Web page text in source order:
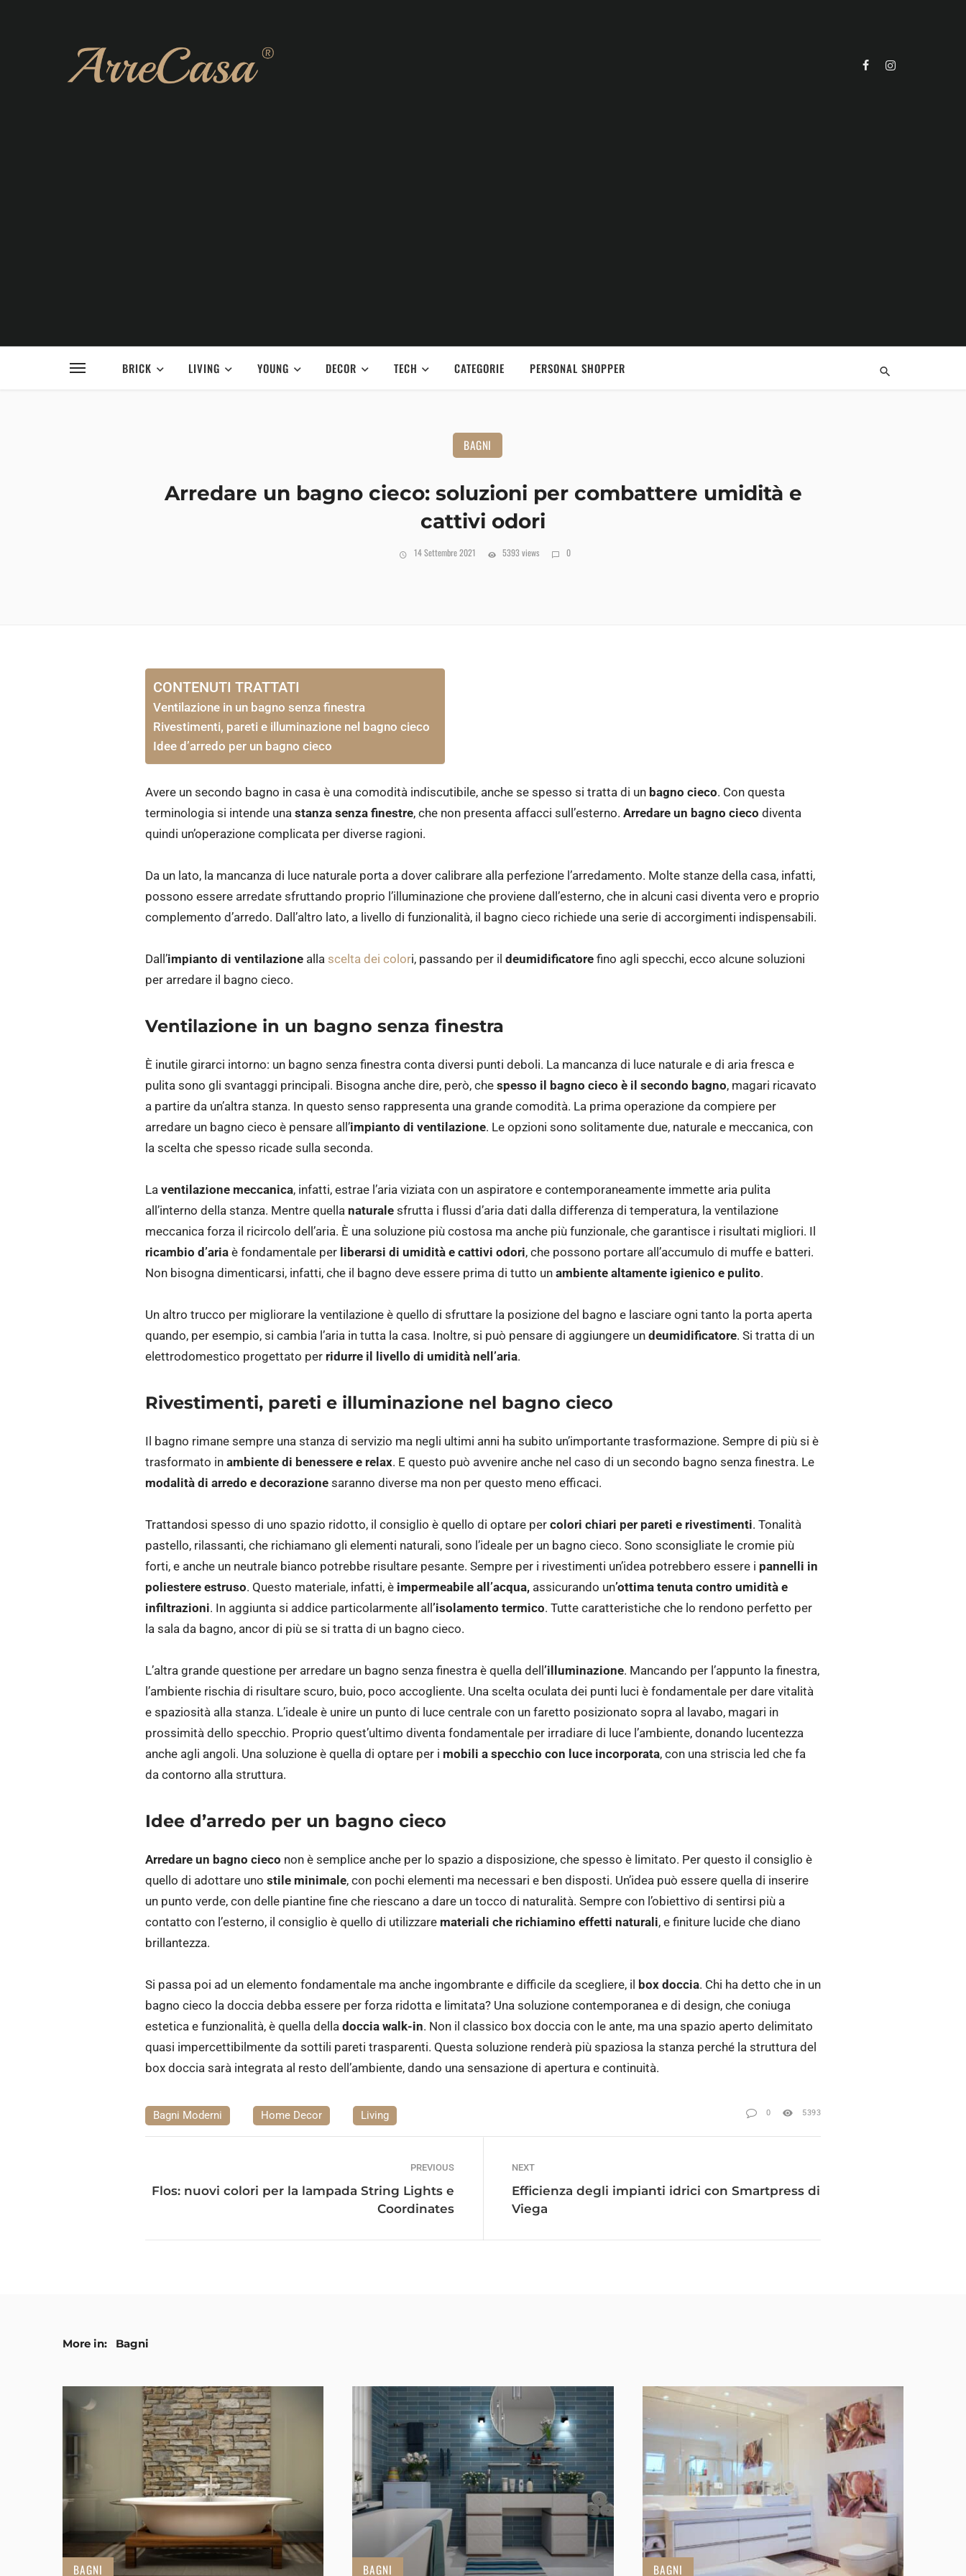
BRICK LIVING YOUNG DECOR TECH CATEGORIE PERSONAL SHOPPER
BAGNI
Arredare un bagno cieco: soluzioni per combattere umidità e
cattivi odori
14 Settembre 2021 5393 views 0
CONTENUTI TRATTATI
Ventilazione in un bagno senza finestra
Rivestimenti, pareti e illuminazione nel bagno cieco
Idee d’arredo per un bagno cieco
Avere un secondo bagno in casa è una comodità indiscutibile, anche se spesso si tratta di un bagno cieco. Con questa
terminologia si intende una stanza senza finestre, che non presenta affacci sull’esterno. Arredare un bagno cieco diventa
quindi un’operazione complicata per diverse ragioni.
Da un lato, la mancanza di luce naturale porta a dover calibrare alla perfezione l’arredamento. Molte stanze della casa, infatti,
possono essere arredate sfruttando proprio l’illuminazione che proviene dall’esterno, che in alcuni casi diventa vero e proprio
complemento d’arredo. Dall’altro lato, a livello di funzionalità, il bagno cieco richiede una serie di accorgimenti indispensabili.
Dall’impianto di ventilazione alla scelta dei colori, passando per il deumidificatore fino agli specchi, ecco alcune soluzioni
per arredare il bagno cieco.
Ventilazione in un bagno senza finestra
È inutile girarci intorno: un bagno senza finestra conta diversi punti deboli. La mancanza di luce naturale e di aria fresca e
pulita sono gli svantaggi principali. Bisogna anche dire, però, che spesso il bagno cieco è il secondo bagno, magari ricavato
a partire da un’altra stanza. In questo senso rappresenta una grande comodità. La prima operazione da compiere per
arredare un bagno cieco è pensare all’impianto di ventilazione. Le opzioni sono solitamente due, naturale e meccanica, con
la scelta che spesso ricade sulla seconda.
La ventilazione meccanica, infatti, estrae l’aria viziata con un aspiratore e contemporaneamente immette aria pulita
all’interno della stanza. Mentre quella naturale sfrutta i flussi d’aria dati dalla differenza di temperatura, la ventilazione
meccanica forza il ricircolo dell’aria. È una soluzione più costosa ma anche più funzionale, che garantisce i risultati migliori. Il
ricambio d’aria è fondamentale per liberarsi di umidità e cattivi odori, che possono portare all’accumulo di muffe e batteri.
Non bisogna dimenticarsi, infatti, che il bagno deve essere prima di tutto un ambiente altamente igienico e pulito.
Un altro trucco per migliorare la ventilazione è quello di sfruttare la posizione del bagno e lasciare ogni tanto la porta aperta
quando, per esempio, si cambia l’aria in tutta la casa. Inoltre, si può pensare di aggiungere un deumidificatore. Si tratta di un
elettrodomestico progettato per ridurre il livello di umidità nell’aria.
Rivestimenti, pareti e illuminazione nel bagno cieco
Il bagno rimane sempre una stanza di servizio ma negli ultimi anni ha subito un’importante trasformazione. Sempre di più si è
trasformato in ambiente di benessere e relax. E questo può avvenire anche nel caso di un secondo bagno senza finestra. Le
modalità di arredo e decorazione saranno diverse ma non per questo meno efficaci.
Trattandosi spesso di uno spazio ridotto, il consiglio è quello di optare per colori chiari per pareti e rivestimenti. Tonalità
pastello, rilassanti, che richiamano gli elementi naturali, sono l’ideale per un bagno cieco. Sono sconsigliate le cromie più
forti, e anche un neutrale bianco potrebbe risultare pesante. Sempre per i rivestimenti un’idea potrebbero essere i pannelli in
poliestere estruso. Questo materiale, infatti, è impermeabile all’acqua, assicurando un’ottima tenuta contro umidità e
infiltrazioni. In aggiunta si addice particolarmente all ’isolamento termico. Tutte caratteristiche che lo rendono perfetto per
la sala da bagno, ancor di più se si tratta di un bagno cieco.
L’altra grande questione per arredare un bagno senza finestra è quella dell ’illuminazione. Mancando per l’appunto la finestra,
l’ambiente rischia di risultare scuro, buio, poco accogliente. Una scelta oculata dei punti luci è fondamentale per dare vitalità
e spaziosità alla stanza. L’ideale è unire un punto di luce centrale con un faretto posizionato sopra al lavabo, magari in
prossimità dello specchio. Proprio quest’ultimo diventa fondamentale per irradiare di luce l’ambiente, donando lucentezza
anche agli angoli. Una soluzione è quella di optare per i mobili a specchio con luce incorporata, con una striscia led che fa
da contorno alla struttura.
Idee d’arredo per un bagno cieco
Arredare un bagno cieco non è semplice anche per lo spazio a disposizione, che spesso è limitato. Per questo il consiglio è
quello di adottare uno stile minimale, con pochi elementi ma necessari e ben disposti. Un’idea può essere quella di inserire
un punto verde, con delle piantine fine che riescano a dare un tocco di naturalità. Sempre con l’obiettivo di sentirsi più a
contatto con l’esterno, il consiglio è quello di utilizzare materiali che richiamino effetti naturali, e finiture lucide che diano
brillantezza.
Si passa poi ad un elemento fondamentale ma anche ingombrante e difficile da scegliere, il box doccia. Chi ha detto che in un
bagno cieco la doccia debba essere per forza ridotta e limitata? Una soluzione contemporanea e di design, che coniuga
estetica e funzionalità, è quella della doccia walk-in. Non il classico box doccia con le ante, ma una spazio aperto delimitato
quasi impercettibilmente da sottili pareti trasparenti. Questa soluzione renderà più spaziosa la stanza perché la struttura del
box doccia sarà integrata al resto dell’ambiente, dando una sensazione di apertura e continuità.
Bagni Moderni Home Decor Living 0 5393
PREVIOUS
Flos: nuovi colori per la lampada String Lights e
Coordinates
NEXT
Efficienza degli impianti idrici con Smartpress di
Viega
More in: Bagni
BAGNI BAGNI BAGNI